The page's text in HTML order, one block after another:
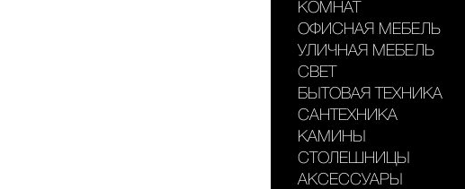
КОМНАТ
ОФИСНАЯ МЕБЕЛЬ
УЛИЧНАЯ МЕБЕЛЬ
СВЕТ
БЫТОВАЯ ТЕХНИКА
САНТЕХНИКА
КАМИНЫ
СТОЛЕШНИЦЫ
АКСЕССУАРЫ